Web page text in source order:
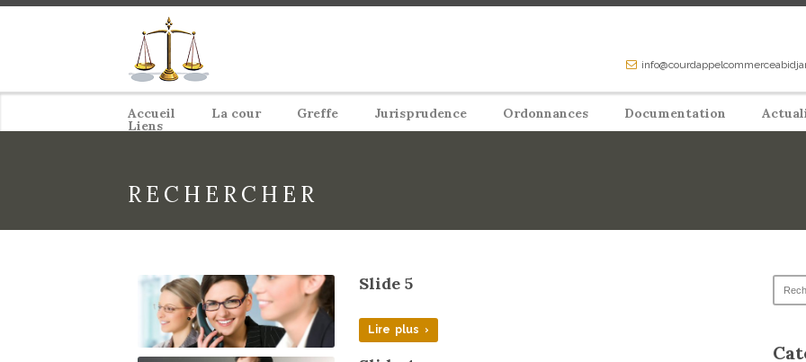
Accueil La cour Greffe Jurisprudence Ordonnances Documentation
Liens
RECHERCHER
Slide 5
Lire plus ›